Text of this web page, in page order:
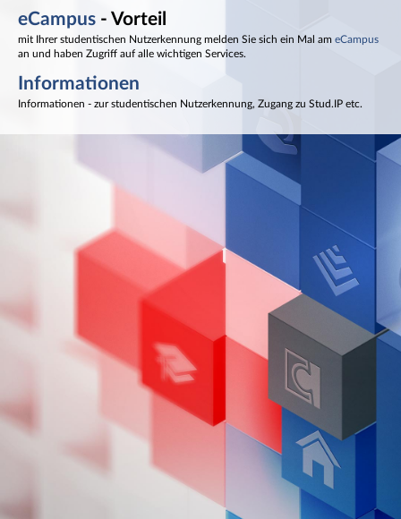
eCampus - Vorteil
mit Ihrer studentischen Nutzerkennung melden Sie sich ein Mal am eCampus
an und haben Zugriff auf alle wichtigen Services.
Informationen
Informationen - zur studentischen Nutzerkennung, Zugang zu Stud.IP etc.